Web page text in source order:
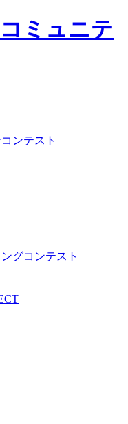
ンテスト
グコンテスト